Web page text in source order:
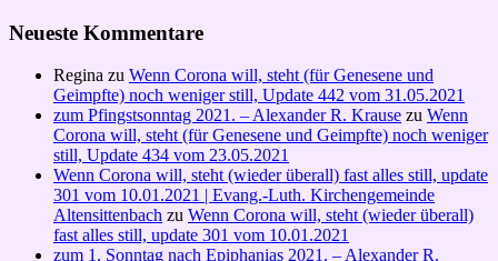
Neueste Kommentare
Regina zu Wenn Corona will, steht (für Genesene und
Geimpfte) noch weniger still, Update 442 vom 31.05.2021
zum Pfingstsonntag 2021. – Alexander R. Krause zu Wenn
Corona will, steht (für Genesene und Geimpfte) noch weniger
still, Update 434 vom 23.05.2021
Wenn Corona will, steht (wieder überall) fast alles still, update
301 vom 10.01.2021 | Evang.-Luth. Kirchengemeinde
Altensittenbach zu Wenn Corona will, steht (wieder überall)
fast alles still, update 301 vom 10.01.2021
zum 1. Sonntag nach Epiphanias 2021. – Alexander R.